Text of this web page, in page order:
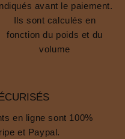
avant le paiement.
Ils sont calculés en
fonction du poids et du
volume
en ligne sont 100%
et Paypal.